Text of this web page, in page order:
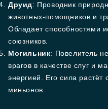
Друид: Проводник
животных-помощников и
Обладает способностями
союзников.
Могильник: Повелитель
врагов в качестве слуг и
энергией. Его сила растёт
миньонов.